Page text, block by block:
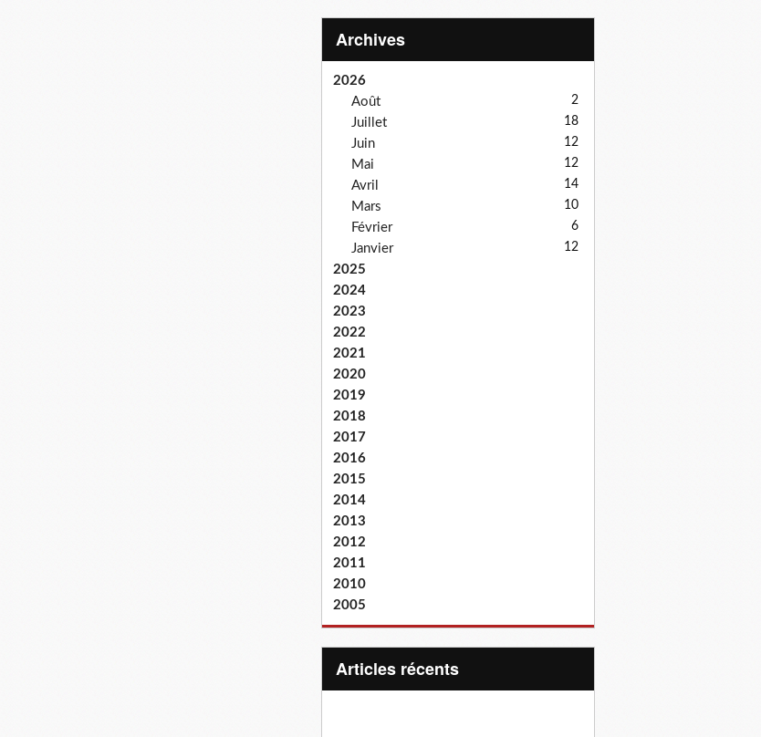
Archives
2026
Août
2
Juillet 18
Juin 12
Mai 12
Avril 14
Mars 10
Février 6
Janvier 12
2025
2024
2023
2022
2021
2020
2019
2018
2017
2016
2015
2014
2013
2012
2011
2010
2005
articles récents